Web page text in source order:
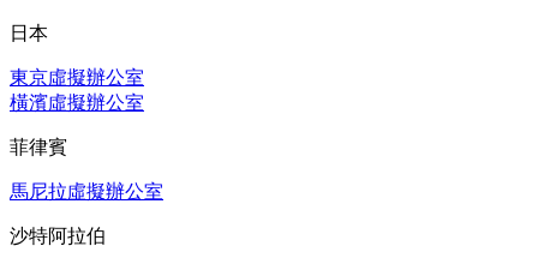
日本
東京虛擬辦公室
橫濱虛擬辦公室
菲律賓
馬尼拉虛擬辦公室
沙特阿拉伯